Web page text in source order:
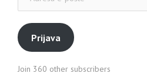
pošte
Prijava
Join 360 other subscribers